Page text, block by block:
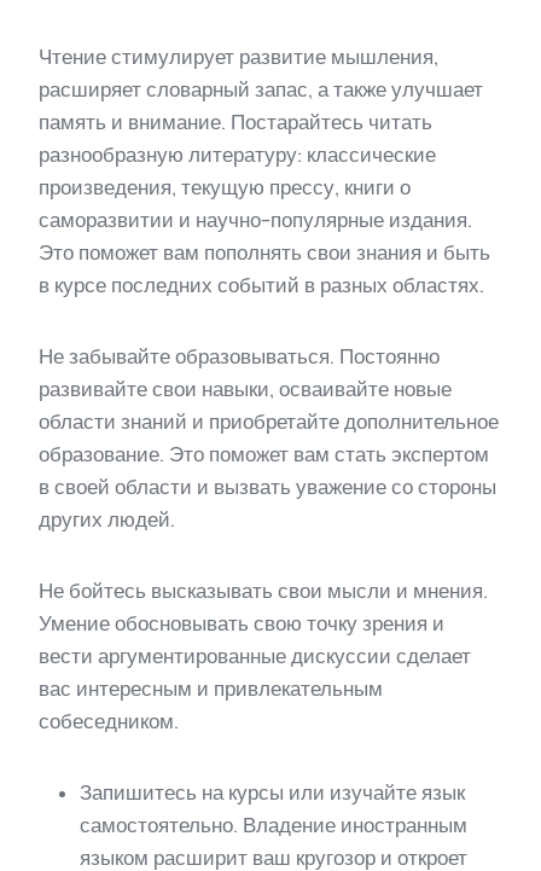
Чтение стимулирует развитие мышления,
расширяет словарный запас, а также улучшает
память и внимание. Постарайтесь читать
разнообразную литературу: классические
произведения, текущую прессу, книги о
саморазвитии и научно-популярные издания.
Это поможет вам пополнять свои знания и быть
в курсе последних событий в разных областях.
Не забывайте образовываться. Постоянно
развивайте свои навыки, осваивайте новые
области знаний и приобретайте дополнительное
образование. Это поможет вам стать экспертом
в своей области и вызвать уважение со стороны
других людей.
Не бойтесь высказывать свои мысли и мнения.
Умение обосновывать свою точку зрения и
вести аргументированные дискуссии сделает
вас интересным и привлекательным
собеседником.
Запишитесь на курсы или изучайте язык
самостоятельно. Владение иностранным
языком расширит ваш кругозор и откроет